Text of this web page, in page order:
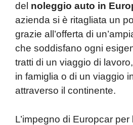
del noleggio auto in
azienda si è ritagliata un
grazie all’offerta di
che soddisfano ogni
tratti di un viaggio di
in famiglia o di un viaggio
attraverso il continente.
L’impegno di Europcar